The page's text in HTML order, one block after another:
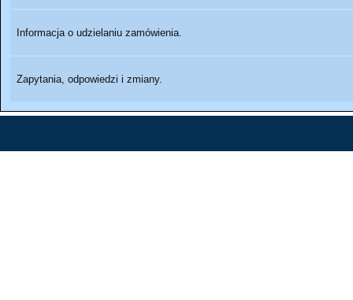
Informacja o udzielaniu zamówienia.
Zapytania, odpowiedzi i zmiany.